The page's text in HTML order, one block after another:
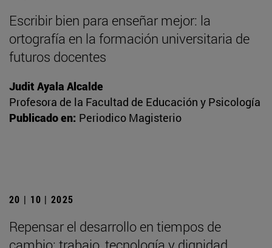
Escribir bien para enseñar mejor: la
ortografía en la formación universitaria de
futuros docentes
Judit Ayala Alcalde
Profesora de la Facultad de Educación y Psicología
Publicado en: Periodico Magisterio
20 | 10 | 2025
Repensar el desarrollo en tiempos de